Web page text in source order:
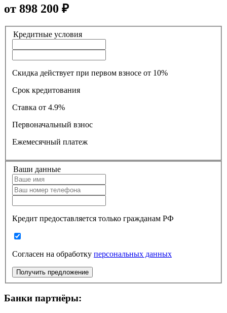
от 898 200 ₽
Кредитные условия
Скидка действует при первом взносе от 10%
Срок кредитования
Ставка
от 4.9%
Первоначальный взнос
Ежемесячный платеж
Ваши данные
Кредит предоставляется только гражданам РФ
Согласен на обработку персональных данных
Получить предложение
Банки партнёры: